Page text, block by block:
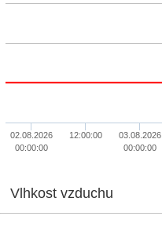
02.08.2026
00:00:00
12:00:00
03.08.2026
00:00:00
Vlhkost vzduchu